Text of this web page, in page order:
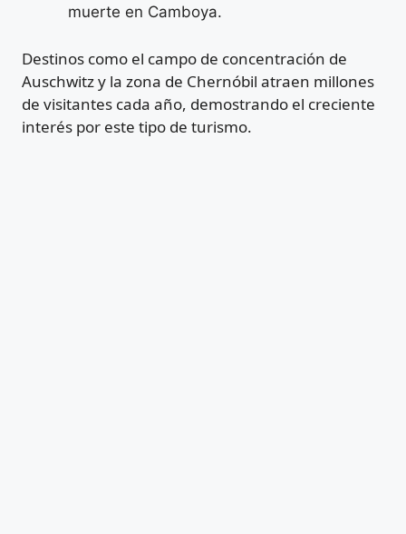
muerte en Camboya.
Destinos como el campo de concentración de
Auschwitz y la zona de Chernóbil atraen millones
de visitantes cada año, demostrando el creciente
interés por este tipo de turismo.